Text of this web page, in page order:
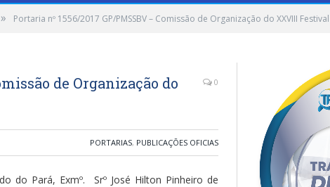
» Portaria nº 1556/2017 GP/PMSSBV – Comissão de Organização do XXVIII
de Organização do
0
PORTARIAS, PUBLICAÇÕES OFICIAS
do Pará, Exmº. Srº José Hilton Pinheiro de